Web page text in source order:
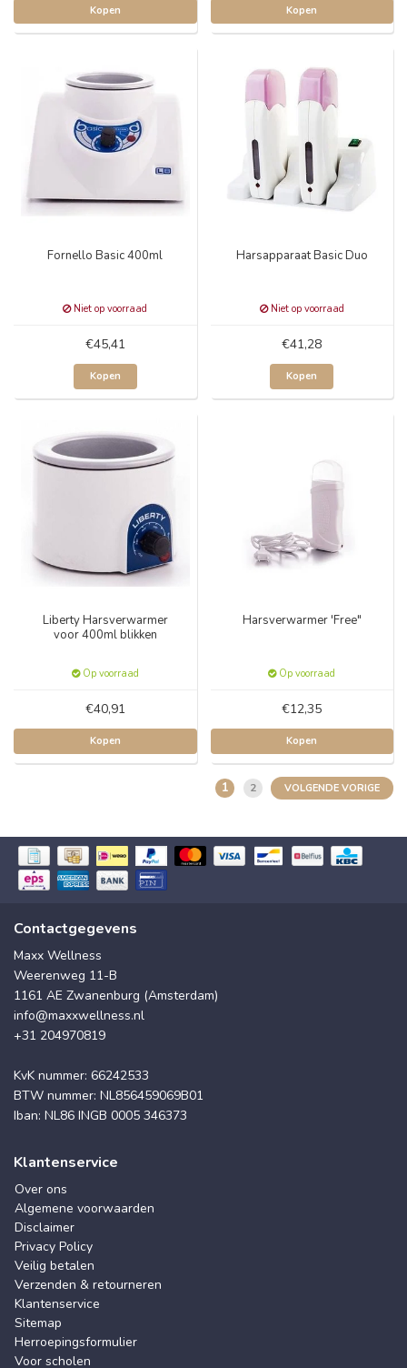
Kopen Kopen
Fornello Basic 400ml
Niet op voorraad
€45,41
Kopen
Harsapparaat Basic Duo
Niet op voorraad
€41,28
Kopen
Liberty Harsverwarmer
voor 400ml blikken
Op voorraad
€40,91
Kopen
Harsverwarmer 'Free"
Op voorraad
€12,35
Kopen
1 2 VOLGENDE VORIGE
Contactgegevens
Maxx Wellness
Weerenweg 11-B
1161 AE Zwanenburg (Amsterdam)
info@maxxwellness.nl
+31 204970819
KvK nummer: 66242533
BTW nummer: NL856459069B01
Iban: NL86 INGB 0005 346373
Klantenservice
Over ons
Algemene voorwaarden
Disclaimer
Privacy Policy
Veilig betalen
Verzenden & retourneren
Klantenservice
Sitemap
Herroepingsformulier
Voor scholen